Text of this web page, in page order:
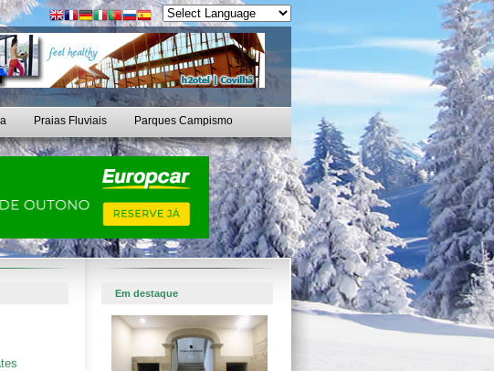
Praias Fluviais Parques Campismo
Em destaque